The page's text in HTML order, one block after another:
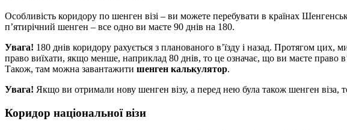
Особливість коридору по шенген візі – ви можете перебувати в країнах
п’ятирічний шенген – все одно ви маєте 90 днів на 180.
Увага! 180 днів коридору рахується з планованого в’їзду і назад. Протягом цих,
право виїхати, якщо менше, наприклад 80 днів, то це означає, що ви маєте право
Також, там можна завантажити шенген калькулятор.
Увага! Якщо ви отримали нову шенген візу, а перед нею була також шенген віза,
Коридор національної візи